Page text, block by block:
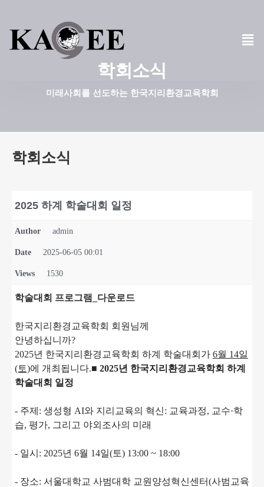
콘
텐
기
학회소식
미래사회를 선도하는 한국지리환경교육학회
학회소식
2025 하계 학술대회 일정
Author admin
Date 2025-06-05 00:01
Views 1530
학술대회 프로그램_다운로드
한국지리환경교육학회 회원님께
안녕하십니까?
2025년 한국지리환경교육학회 하계 학술대회가 6월 14일
(토)에 개최됩니다.■ 2025년 한국지리환경교육학회 하계
학술대회 일정
- 주제: 생성형 AI와 지리교육의 혁신: 교육과정, 교수·학
습, 평가, 그리고 야외조사의 미래
- 일시: 2025년 6월 14일(토) 13:00 ~ 18:00
- 장소: 서울대학교 사범대학 교원양성혁신센터(사범교육